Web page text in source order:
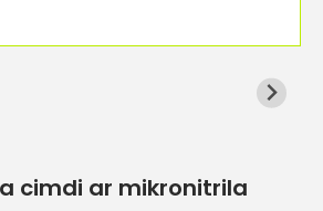
cimdi ar mikronitrila